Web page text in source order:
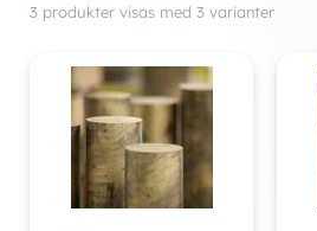
3 produkter visas med 3 varianter